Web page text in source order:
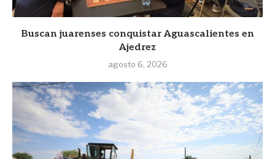
Buscan juarenses conquistar Aguascalientes en
Ajedrez
agosto 6, 2026